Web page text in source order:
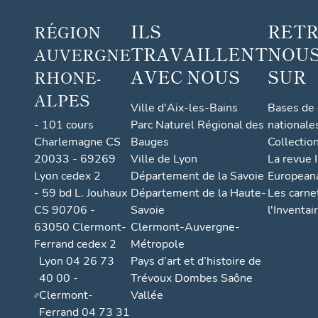
RÉGION
AUVERGNE
RHONE-
ALPES
- 101 cours
Charlemagne CS
20033 - 69269
Lyon cedex 2
- 59 bd L. Jouhaux
CS 90706 -
63050 Clermont-
Ferrand cedex 2
Lyon 04 26 73
40 00 -
Clermont-
Ferrand 04 73 31
ILS
TRAVAILLENT
AVEC NOUS
Ville d'Aix-les-Bains
Parc Naturel Régional des
Bauges
Ville de Lyon
Département de la Savoie
Département de la Haute-
Savoie
Clermont-Auvergne-
Métropole
Pays d’art et d’histoire de
Trévoux Dombes Saône
Vallée
SUR
Bases
La revue
Les